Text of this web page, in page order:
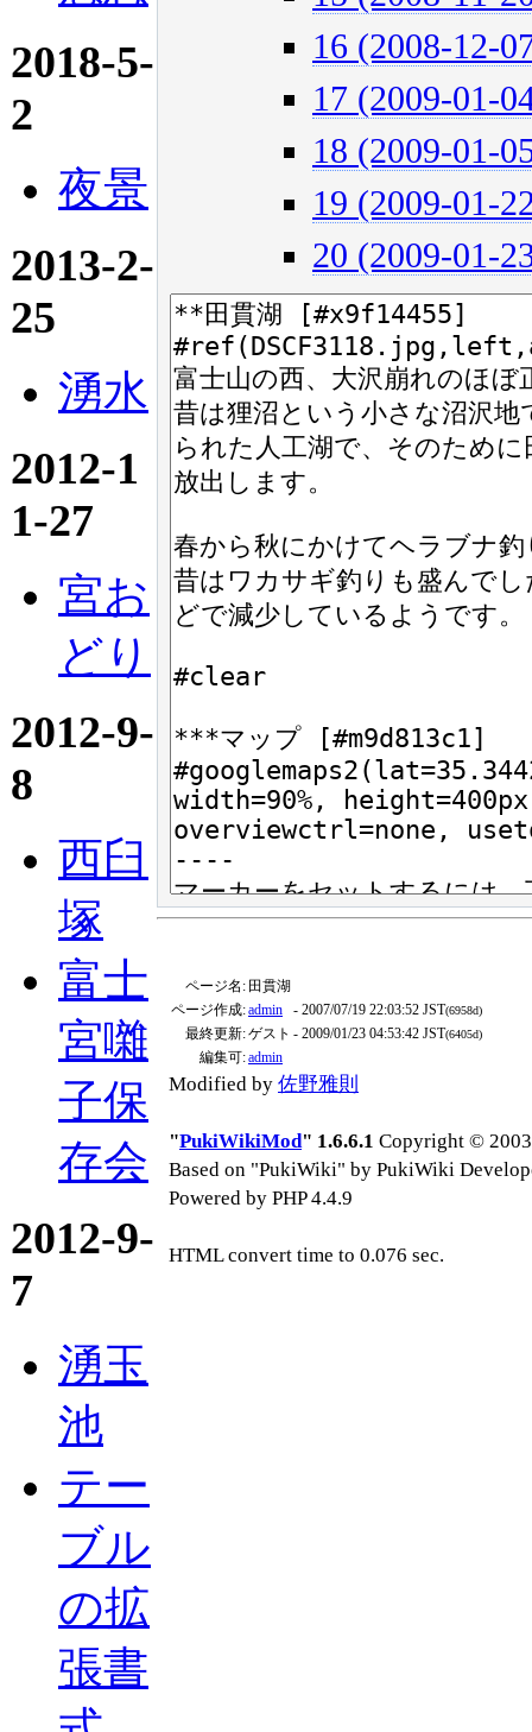
2018-5-
2
夜景
2013-2-
25
湧水
2012-1
1-27
宮お
どり
2012-9-
8
西臼
塚
富士
宮囃
子保
存会
2012-9-
7
湧玉
池
テー
ブル
の拡
張書
16 (2008-12-
17 (2009-01-
18 (2009-01-
19 (2009-01-
20 (2009-01-
ページ名: 田貫湖
ページ作成:admin - 2007/07/19 22:03:52 JST(6958d)
最終更新:ゲスト - 2009/01/23 04:53:42 JST(6405d)
編集可:admin
Modified by 佐野雅則
"PukiWikiMod" 1.6.6.1 Copyright ©
Based on "PukiWiki" by PukiWiki
Powered by PHP 4.4.9
HTML convert time to 0.076 sec.